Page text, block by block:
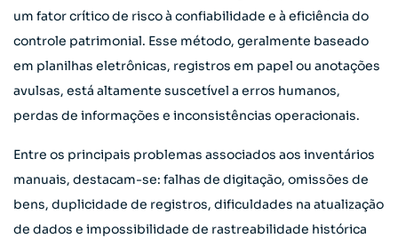
um fator crítico de risco à confiabilidade e à eficiência do
controle patrimonial. Esse método, geralmente baseado
em planilhas eletrônicas, registros em papel ou anotações
avulsas, está altamente suscetível a erros humanos,
perdas de informações e inconsistências operacionais.
Entre os principais problemas associados aos inventários
manuais, destacam-se: falhas de digitação, omissões de
bens, duplicidade de registros, dificuldades na atualização
de dados e impossibilidade de rastreabilidade histórica